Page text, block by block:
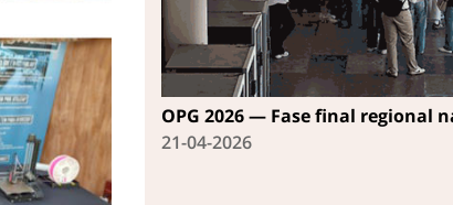
OPG 2026 — Fase final regional
21-04-2026